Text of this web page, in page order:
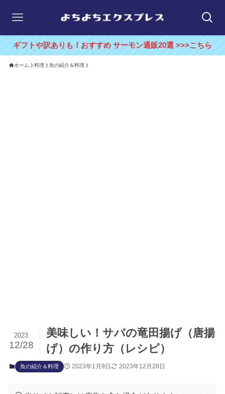
ギフトや訳ありも！おすすめ サーモン通販20選 >>>こちら
ホーム 料理 魚の紹介＆料理
美味しい！サバの竜田揚げ（唐揚
げ）の作り方（レシピ）
2023
12/28
魚の紹介＆料理 2023年1月9日 2023年12月28日